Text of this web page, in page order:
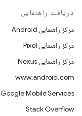
دریافت راهنمایی
مرکز راهنمایی Android
مرکز راهنمایی Pixel
مرکز راهنمایی Nexus
www.android.com
Google Mobile Services
Stack Overflow